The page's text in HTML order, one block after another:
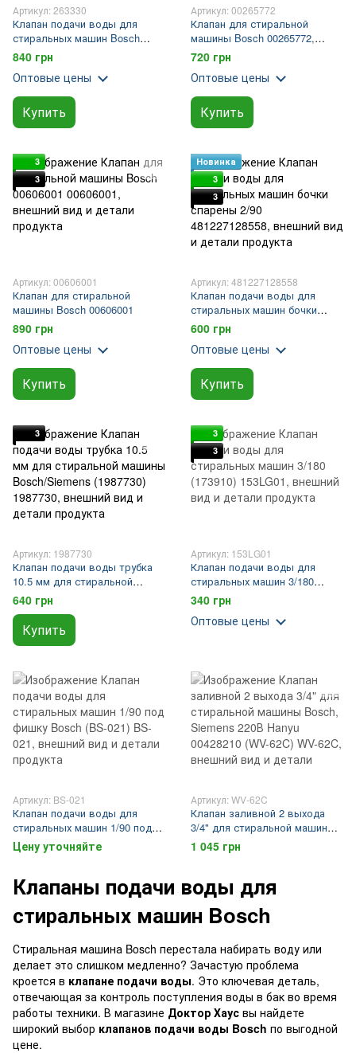
Артикул: 263330
Клапан подачи воды для
стиральных машин Bosch
Siemens (263330)
840 грн
Оптовые цены
Купить
Артикул: 00265772
Клапан для стиральной
машины Bosch 00265772,
00208062
720 грн
Оптовые цены
Купить
3
3
Артикул: 00606001
Клапан для стиральной
машины Bosch 00606001
890 грн
Оптовые цены
Купить
Новинка
3
3
Артикул: 481227128558
Клапан подачи воды для
стиральных машин бочки
спарены 2/90
600 грн
Оптовые цены
Купить
3
Артикул: 1987730
Клапан подачи воды трубка
10.5 мм для стиральной
машины Bosch/Siemens
(1987730)
640 грн
Купить
3
3
Артикул: 153LG01
Клапан подачи воды для
стиральных машин 3/180
(173910)
340 грн
Оптовые цены
Артикул: BS-021
Клапан подачи воды для
стиральных машин 1/90 под
фишку Bosch (BS-021)
Цену уточняйте
Артикул: WV-62C
Клапан заливной 2 выхода
3/4" для стиральной машины
Bosch, Siemens 220В Hanyu
00428210 (WV-62C)
1 045 грн
Клапаны подачи воды для
стиральных машин Bosch
Стиральная машина Bosch перестала набирать воду или
делает это слишком медленно? Зачастую проблема
кроется в клапане подачи воды. Это ключевая деталь,
отвечающая за контроль поступления воды в бак во время
работы техники. В магазине Доктор Хаус вы найдете
широкий выбор клапанов подачи воды Bosch по выгодной
цене.